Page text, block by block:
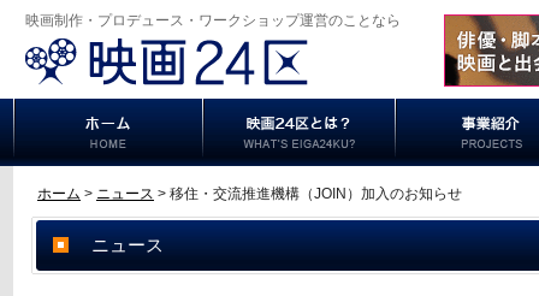
映画制作・プロデュース・ワークショップ運営のことなら
ホーム > ニュース > 移住・交流推進機構（JOIN）加入のお知らせ
ニュース